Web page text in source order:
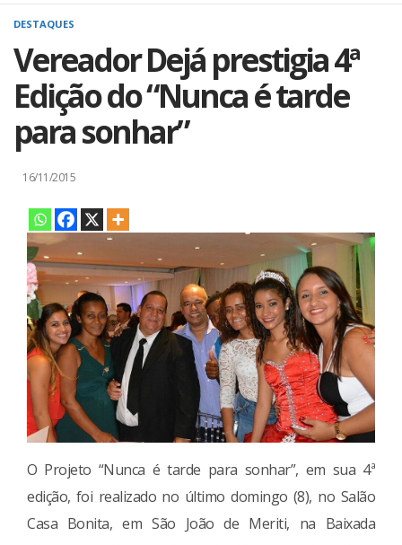
DESTAQUES
Vereador Dejá prestigia 4ª
Edição do “Nunca é tarde
para sonhar”
16/11/2015
O Projeto “Nunca é tarde para sonhar”, em sua 4ª
edição, foi realizado no último domingo (8), no Salão
Casa Bonita, em São João de Meriti, na Baixada